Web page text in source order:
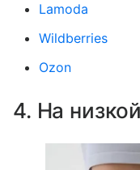
Lamoda
Wildberries
Ozon
4. На